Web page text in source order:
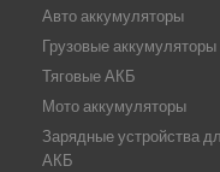
Авто аккумуляторы
Грузовые аккумуляторы
Тяговые АКБ
Мото аккумуляторы
Зарядные устройства
АКБ